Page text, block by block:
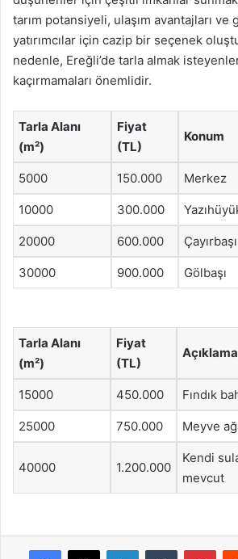
tarım potansiyeli, ulaşım avantajları ve
yatırımcılar için cazip bir seçenek
nedenle, Ereğli’de tarla almak
kaçırmamaları önemlidir.
Tarla Alanı
(m²)
Fiyat
(TL)
Konum
5000 150.000 Merkez
10000 300.000
20000 600.000 Çayırbaşı
30000 900.000 Gölbaşı
Tarla Alanı
(m²)
Fiyat
(TL)
Açıklama
15000 450.000 Fındık
25000 750.000 Meyve
40000 1.200.000
Kendi
mevcut
Facebook
X LinkedInTumblr